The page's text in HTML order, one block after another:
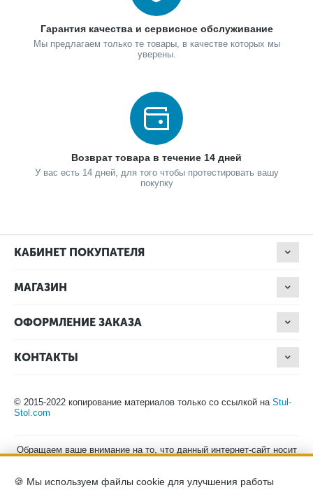
Гарантия качества и сервисное обслуживание
Мы предлагаем только те товары, в качестве которых мы
уверены.
Возврат товара в течение 14 дней
У вас есть 14 дней, для того чтобы протестировать вашу
покупку
КАБИНЕТ ПОКУПАТЕЛЯ
МАГАЗИН
ОФОРМЛЕНИЕ ЗАКАЗА
КОНТАКТЫ
© 2015-2022 копирование материалов только со ссылкой на Stul-
Stol.com
Обращаем ваше внимание на то, что данный интернет-сайт носит
положениями Статьи 437 (2) Гражданского кодекса Российской
🍪 Мы используем файлы cookie для улучшения работы